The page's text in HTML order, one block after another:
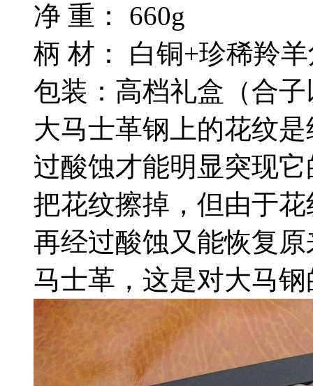
净 重： 660g
柄 材： 白铜+珍稀羚
包装：高档礼盒（合
大马士革钢上的花纹
过酸蚀才能明显突现
把花纹擦掉，但由于
再经过酸蚀又能恢复
马士革，这是对大马